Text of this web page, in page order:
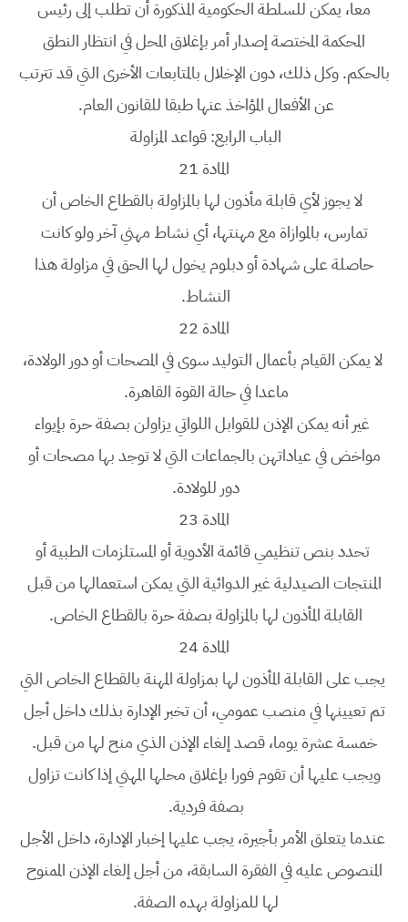
معا، يمكن للسلطة الحكومية المذكورة أن تطلب إلى رئيس
المحكمة المختصة إصدار أمر بإغلاق المحل في انتظار النطق
بالحكم. وكل ذلك، دون الإخلال بالمتابعات الأخرى التي قد تترتب
عن الأفعال المؤاخذ عنها طبقا للقانون العام.
الباب الرابع: قواعد المزاولة
المادة 21
لا يجوز لأي قابلة مأذون لها بالمزاولة بالقطاع الخاص أن
تمارس، بالموازاة مع مهنتها، أي نشاط مهني آخر ولو كانت
حاصلة على شهادة أو دبلوم يخول لها الحق في مزاولة هذا
النشاط.
المادة 22
لا يمكن القيام بأعمال التوليد سوى في المصحات أو دور الولادة،
ماعدا في حالة القوة القاهرة.
غير أنه يمكن الإذن للقوابل اللواتي يزاولن بصفة حرة بإيواء
مواخض في عياداتهن بالجماعات التي لا توجد بها مصحات أو
دور للولادة.
المادة 23
تحدد بنص تنظيمي قائمة الأدوية أو المستلزمات الطبية أو
المنتجات الصيدلية غير الدوائية التي يمكن استعمالها من قبل
القابلة المأذون لها بالمزاولة بصفة حرة بالقطاع الخاص.
المادة 24
يجب على القابلة المأذون لها بمزاولة المهنة بالقطاع الخاص التي
تم تعيينها في منصب عمومي، أن تخبر الإدارة بذلك داخل أجل
خمسة عشرة يوما، قصد إلغاء الإذن الذي منح لها من قبل.
ويجب عليها أن تقوم فورا بإغلاق محلها المهني إذا كانت تزاول
بصفة فردية.
عندما يتعلق الأمر بأجيرة، يجب عليها إخبار الإدارة، داخل الأجل
المنصوص عليه في الفقرة السابقة، من أجل إلغاء الإذن الممنوح
لها للمزاولة بهده الصفة.